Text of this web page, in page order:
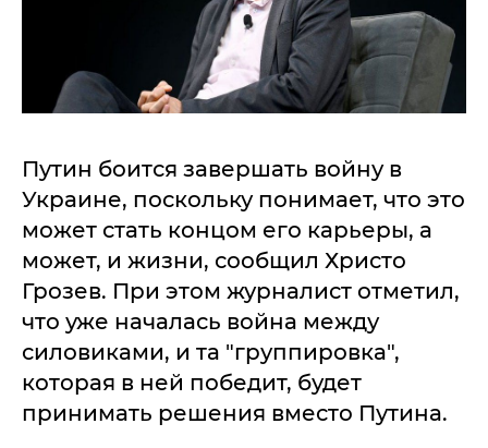
Путин боится завершать войну в
Украине, поскольку понимает, что это
может стать концом его карьеры, а
может, и жизни, сообщил Христо
Грозев. При этом журналист отметил,
что уже началась война между
силовиками, и та "группировка",
которая в ней победит, будет
принимать решения вместо Путина.